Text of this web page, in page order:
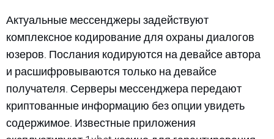
Актуальные мессенджеры задействуют
комплексное кодирование для охраны диалогов
юзеров. Послания кодируются на девайсе автора
и расшифровываются только на девайсе
получателя. Серверы мессенджера передают
криптованные информацию без опции увидеть
содержимое. Известные приложения